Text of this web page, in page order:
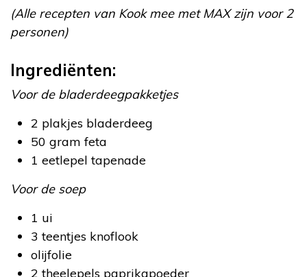
(Alle recepten van Kook mee met MAX zijn voor 2
personen)
Ingrediënten:
Voor de bladerdeegpakketjes
2 plakjes bladerdeeg
50 gram feta
1 eetlepel tapenade
Voor de soep
1 ui
3 teentjes knoflook
olijfolie
2 theelepels paprikapoeder